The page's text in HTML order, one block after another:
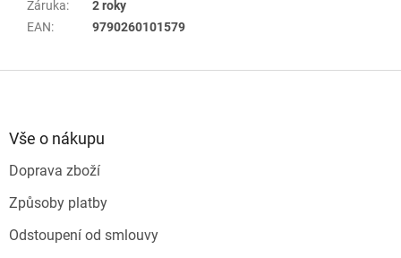
Záruka:
2 roky
EAN: 9790260101579
Vše o nákupu
Doprava zboží
Způsoby platby
Odstoupení od smlouvy